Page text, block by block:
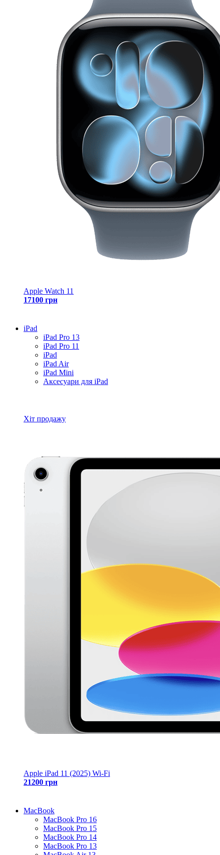
Apple Watch 11
17100 грн
iPad
iPad Pro 13
iPad Pro 11
iPad
iPad Air
iPad Mini
Аксесуари для iPad
Хіт продажу
Apple iPad 11 (2025) Wi-Fi
21200 грн
MacBook
MacBook Pro 16
MacBook Pro 15
MacBook Pro 14
MacBook Pro 13